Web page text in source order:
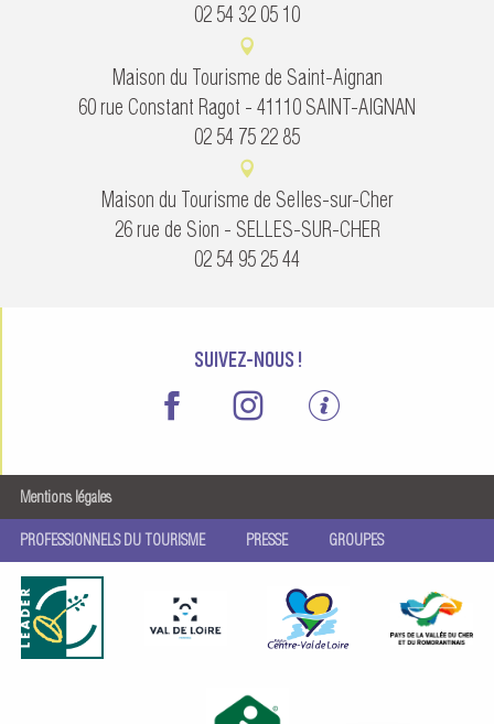
02 54 32 05 10
Maison du Tourisme de Saint-Aignan
60 rue Constant Ragot - 41110 SAINT-AIGNAN
02 54 75 22 85
Maison du Tourisme de Selles-sur-Cher
26 rue de Sion - SELLES-SUR-CHER
02 54 95 25 44
SUIVEZ-NOUS !
Mentions légales
PROFESSIONNELS DU TOURISME PRESSE GROUPES